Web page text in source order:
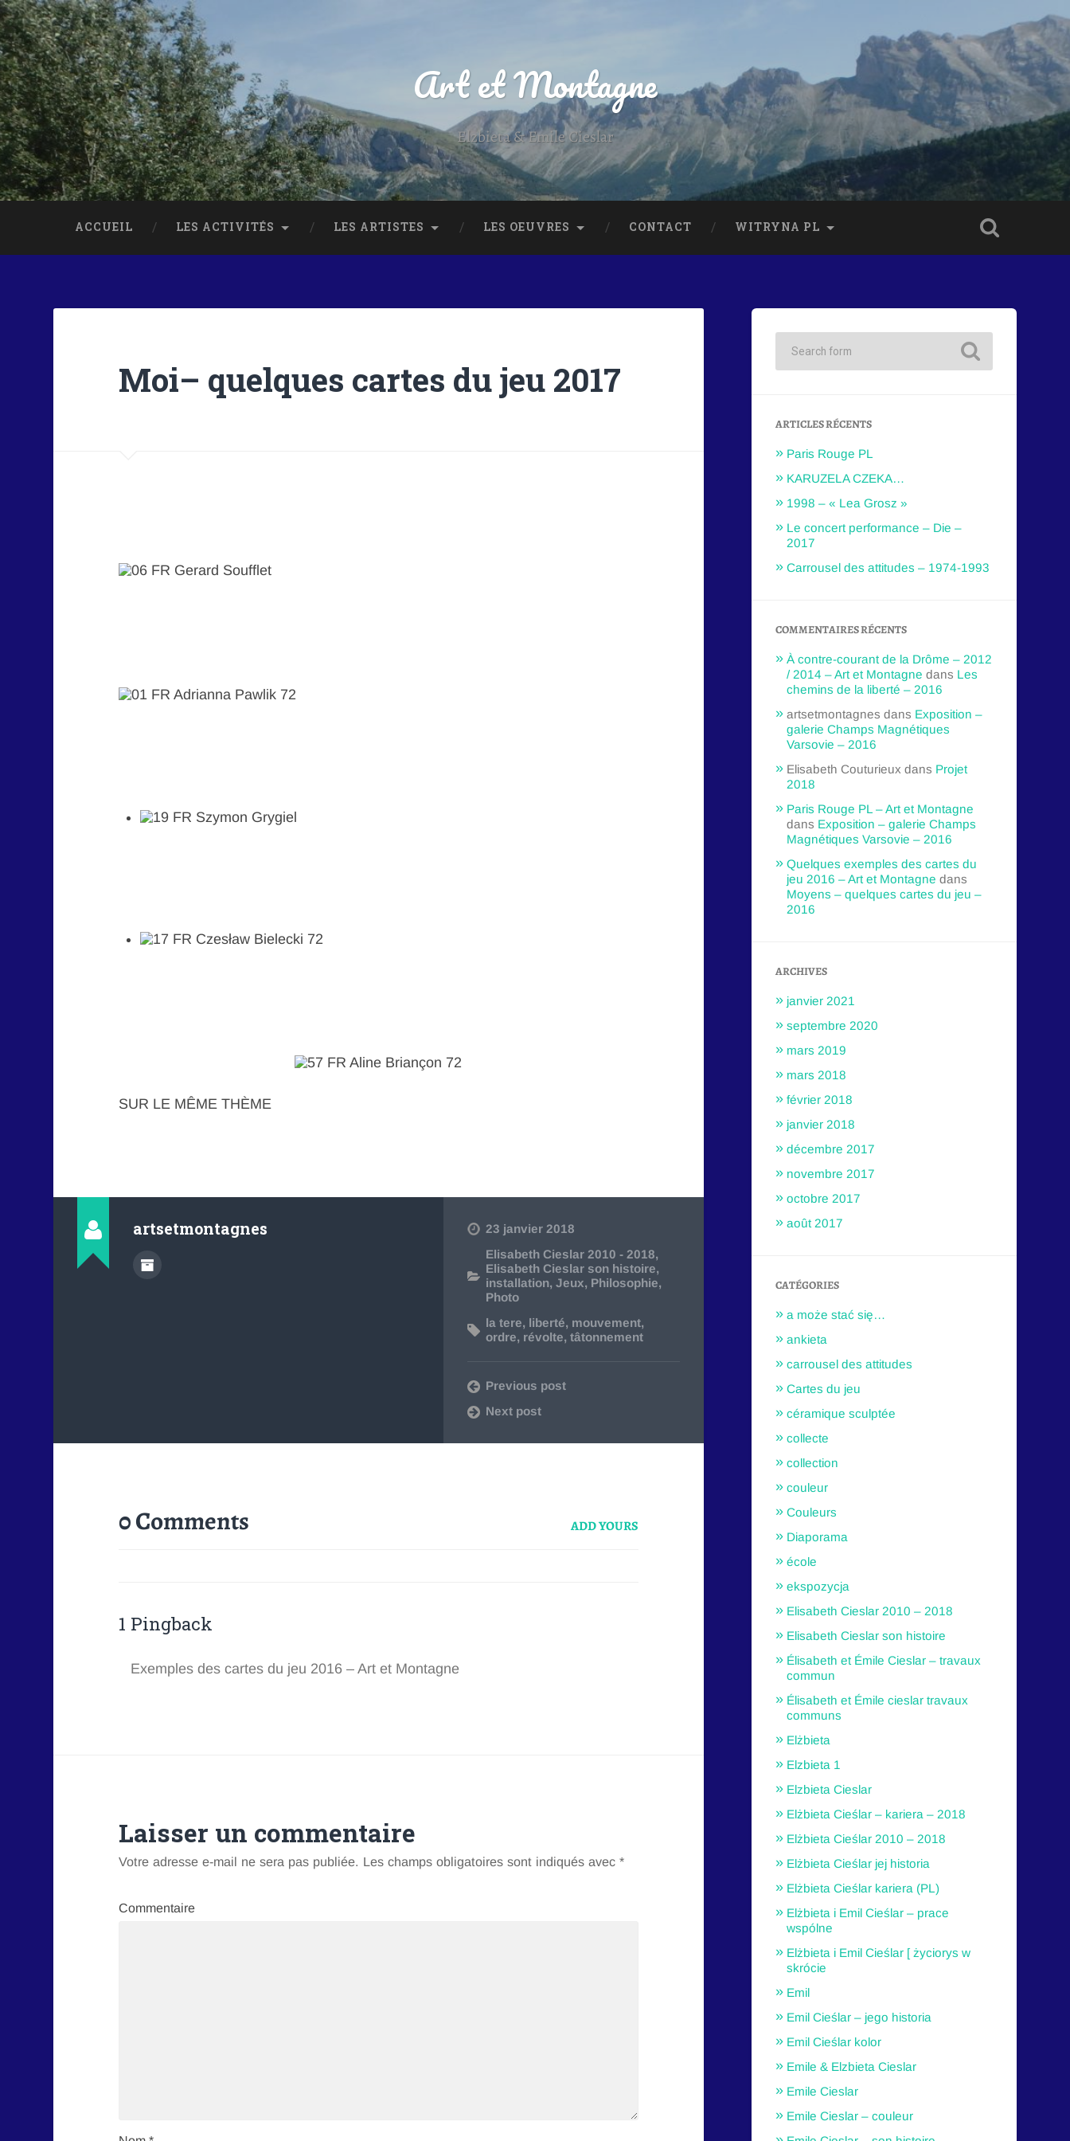
Art et Montagne
Elzbieta & Emile Cieslar
ACCUEIL LES ACTIVITÉS LES ARTISTES LES OEUVRES CONTACT WITRYNA PL
Moi– quelques cartes du jeu 2017
SUR LE MÊME THÈME
artsetmontagnes
23 janvier 2018
Elisabeth Cieslar 2010 - 2018,
Elisabeth Cieslar son histoire,
installation,Jeux, Philosophie,
Photo
la tere, liberté, mouvement,
ordre, révolte,tâtonnement
Previous post
Next post
0 Comments ADD YOURS
1 Pingback
Exemples des cartes du jeu 2016 – Art et Montagne
Laisser un commentaire
Votre adresse e-mail ne sera pas publiée. Les champs obligatoires sont indiqués avec *
Commentaire
ARTICLES RÉCENTS
Paris Rouge PL
KARUZELA CZEKA…
1998 – « Lea Grosz »
Le concert performance – Die –
2017
Carrousel des attitudes – 1974-1993
COMMENTAIRES RÉCENTS
À contre-courant de la Drôme – 2012
/ 2014 – Art et Montagne dans Les
chemins de la liberté – 2016
artsetmontagnes dans Exposition –
galerie Champs Magnétiques
Varsovie – 2016
Elisabeth Couturieux dans Projet
2018
Paris Rouge PL – Art et Montagne
dans Exposition – galerie Champs
Magnétiques Varsovie – 2016
Quelques exemples des cartes du
jeu 2016 – Art et Montagne dans
Moyens – quelques cartes du jeu –
2016
ARCHIVES
janvier 2021
septembre 2020
mars 2019
mars 2018
février 2018
janvier 2018
décembre 2017
novembre 2017
octobre 2017
août 2017
CATÉGORIES
a może stać się…
ankieta
carrousel des attitudes
Cartes du jeu
céramique sculptée
collecte
collection
couleur
Couleurs
Diaporama
école
ekspozycja
Elisabeth Cieslar 2010 – 2018
Elisabeth Cieslar son histoire
Élisabeth et Émile Cieslar – travaux
commun
Élisabeth et Émile cieslar travaux
communs
Elżbieta
Elzbieta 1
Elzbieta Cieslar
Elżbieta Cieślar – kariera – 2018
Elżbieta Cieślar 2010 – 2018
Elżbieta Cieślar jej historia
Elżbieta Cieślar kariera (PL)
Elżbieta i Emil Cieślar – prace
wspólne
Elżbieta i Emil Cieślar [ życiorys w
skrócie
Emil
Emil Cieślar – jego historia
Emil Cieślar kolor
Emile & Elzbieta Cieslar
Emile Cieslar
Emile Cieslar – couleur